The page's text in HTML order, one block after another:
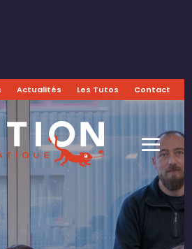
Actualités Les Tutos Contact